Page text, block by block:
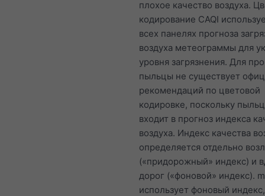
плохое качество воздуха.
кодирование CAQI
всех панелях прогноза
воздуха метеограммы для
уровня загрязнения. Для
пыльцы не существует
рекомендаций по цветовой
кодировке, поскольку
входит в прогноз индекса
воздуха. Индекс качества
определяется отдельно
(«придорожный» индекс) и
дорог («фоновой» индекс).
использует фоновый